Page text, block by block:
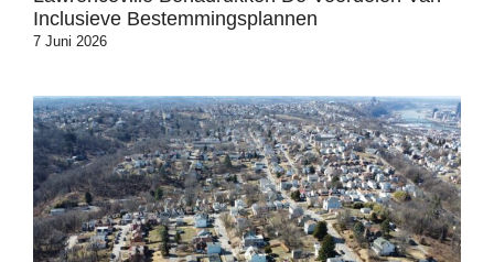
Inclusieve Bestemmingsplannen
7 Juni 2026